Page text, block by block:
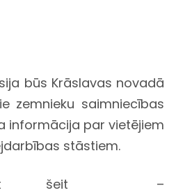
būs Krāslavas novadā
zemnieku saimniecības
informācija par vietējiem
stāstiem.
varat šeit –